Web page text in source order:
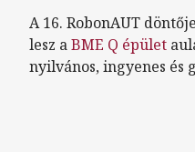
A 16. RobonAUT
lesz aBME Q épület
nyilvános, ingyenes és